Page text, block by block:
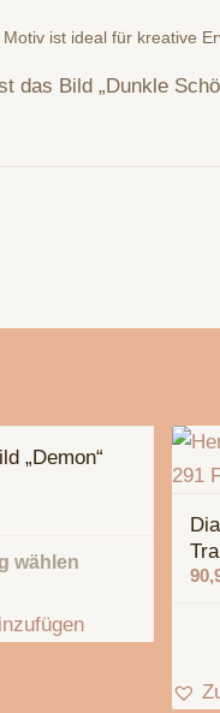
ist ideal für kreative
Bild „Dunkle
„Demon“
wählen